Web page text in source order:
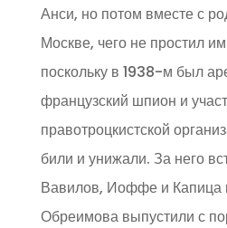
Анси, но потом вместе с
Москве, чего не простил
поскольку в 1938-м был
французский шпион и
правотроцкистской
били и унижали. За него
Вавилов, Иоффе и Капица
Обреимова выпустили с